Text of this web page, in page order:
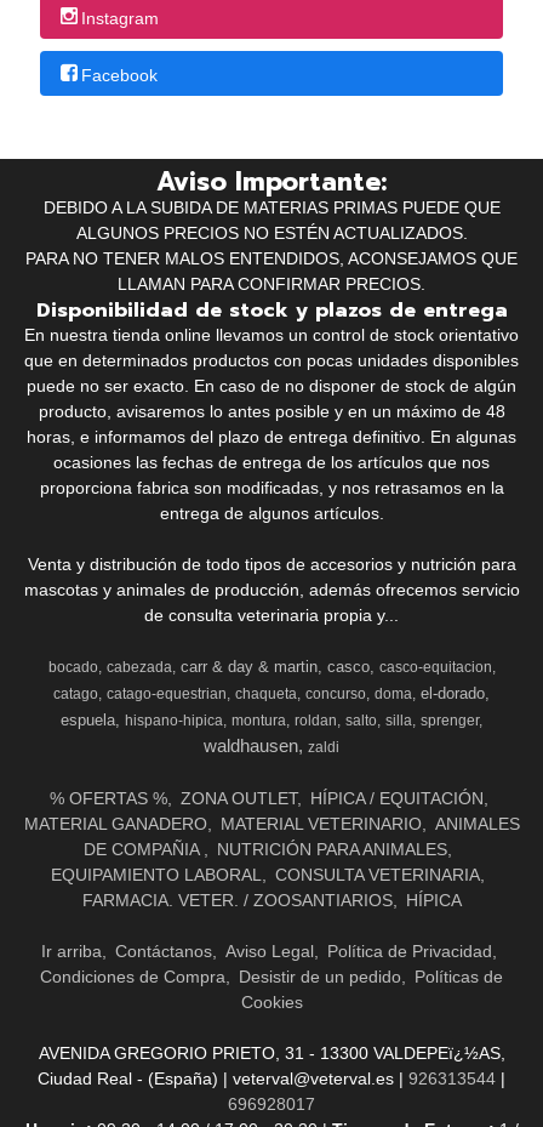
Instagram
Facebook
Aviso Importante:
DEBIDO A LA SUBIDA DE MATERIAS PRIMAS PUEDE QUE
ALGUNOS PRECIOS NO ESTÉN ACTUALIZADOS.
PARA NO TENER MALOS ENTENDIDOS, ACONSEJAMOS QUE
LLAMAN PARA CONFIRMAR PRECIOS.
Disponibilidad de stock y plazos de entrega
En nuestra tienda online llevamos un control de stock orientativo
que en determinados productos con pocas unidades disponibles
puede no ser exacto. En caso de no disponer de stock de algún
producto, avisaremos lo antes posible y en un máximo de 48
horas, e informamos del plazo de entrega definitivo. En algunas
ocasiones las fechas de entrega de los artículos que nos
proporciona fabrica son modificadas, y nos retrasamos en la
entrega de algunos artículos.
Venta y distribución de todo tipos de accesorios y nutrición para
mascotas y animales de producción, además ofrecemos servicio
de consulta veterinaria propia y...
bocado cabezada carr & day & martin casco
casco-equitacion
catago catago-equestrian chaqueta concurso doma el-dorado
espuela
hispano-hipica montura roldan salto silla sprenger
waldhausen zaldi
% OFERTAS % ZONA OUTLET
HÍPICA / EQUITACIÓN
MATERIAL GANADERO
MATERIAL VETERINARIO
ANIMALES
DE COMPAÑIA
NUTRICIÓN PARA ANIMALES
EQUIPAMIENTO LABORAL
CONSULTA VETERINARIA
FARMACIA. VETER. / ZOOSANTIARIOS
HÍPICA
Ir arriba Contáctanos Aviso Legal
Política de Privacidad
Condiciones de Compra
Desistir de un pedido
Políticas de
Cookies
AVENIDA GREGORIO PRIETO, 31 - 13300 VALDEPEï¿½AS,
Ciudad Real - (España) | veterval@veterval.es | 926313544 |
696928017